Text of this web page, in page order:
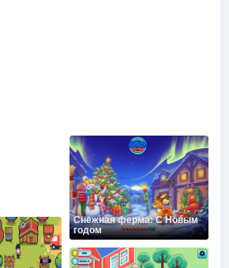
Снежная ферма: С Новым
годом